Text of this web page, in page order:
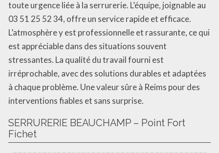
toute urgence liée à la serrurerie. L’équipe, joignable au
03 51 25 52 34, offre un service rapide et efficace.
L’atmosphère y est professionnelle et rassurante, ce qui
est appréciable dans des situations souvent
stressantes. La qualité du travail fourni est
irréprochable, avec des solutions durables et adaptées
à chaque problème. Une valeur sûre à Reims pour des
interventions fiables et sans surprise.
SERRURERIE BEAUCHAMP – Point Fort
Fichet